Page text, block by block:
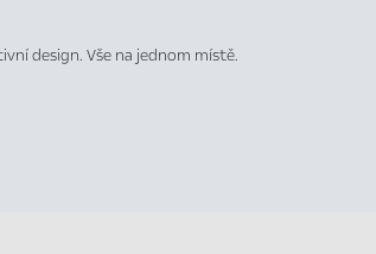
design. Vše na jednom místě.